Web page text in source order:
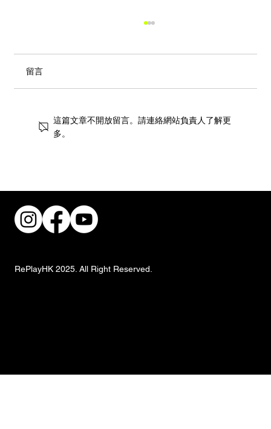
留言
這篇文章不開放留言。請連絡網站負責人了解更
多。
RePlayHK 2025. All Right Reserved.